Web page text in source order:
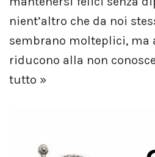
nient’altro che da noi
sembrano molteplici, ma
riducono alla non
tutto »